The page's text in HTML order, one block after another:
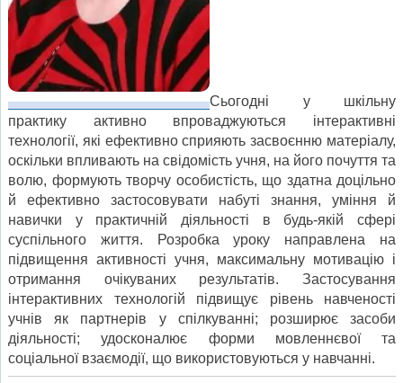
Сьогодні у шкільну
практику активно впроваджуються інтерактивні
технології, які ефективно сприяють засвоєнню матеріалу,
оскільки впливають на свідомість учня, на його почуття та
волю, формують творчу особистість, що здатна доцільно
й ефективно застосовувати набуті знання, уміння й
навички у практичній діяльності в будь-якій сфері
суспільного життя. Розробка уроку направлена на
підвищення активності учня, максимальну мотивацію і
отримання очікуваних результатів. Застосування
інтерактивних технологій підвищує рівень навченості
учнів як партнерів у спілкуванні; розширює засоби
діяльності; удосконалює форми мовленнєвої та
соціальної взаємодії, що використовуються у навчанні.